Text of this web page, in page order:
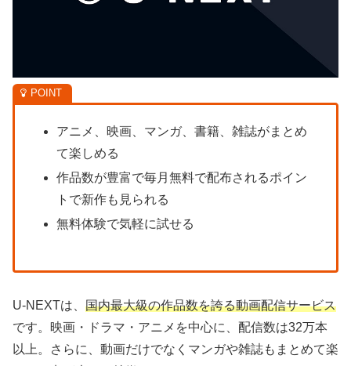
アニメ、映画、マンガ、書籍、雑誌がまとめ
て楽しめる
作品数が豊富で毎月無料で配布されるポイン
トで新作も見られる
無料体験で気軽に試せる
U-NEXTは、 国内最大級の作品数を誇る動画配信サービス
です。映画・ドラマ・アニメを中心に、配信数は32万本
以上。さらに、動画だけでなくマンガや雑誌もまとめて楽